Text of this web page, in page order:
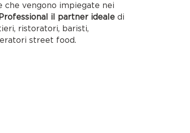
che vengono impiegate nei
il partner ideale di
ristoratori, baristi,
street food.